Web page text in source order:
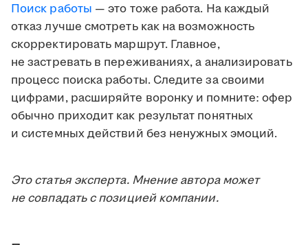
Поиск работы — это тоже работа. На каждый
отказ лучше смотреть как на возможность
скорректировать маршрут. Главное,
не застревать в переживаниях, а анализировать
процесс поиска работы. Следите за своими
цифрами, расширяйте воронку и помните: офер
обычно приходит как результат понятных
и системных действий без ненужных эмоций.
Это статья эксперта. Мнение автора может
не совпадать с позицией компании.